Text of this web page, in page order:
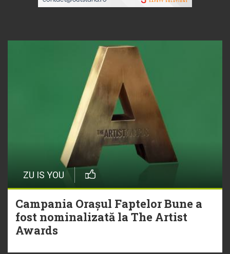
ZU IS YOU
Campania Orașul Faptelor Bune a
fost nominalizată la The Artist
Awards